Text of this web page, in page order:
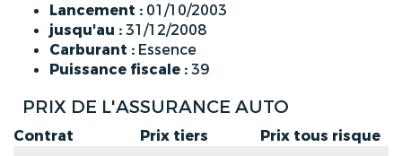
Lancement : 01/10/2003
jusqu'au :31/12/2008
Carburant : Essence
Puissance fiscale :39
PRIX DE L'ASSURANCE AUTO
Contrat Prix tiers
Prix tous risque